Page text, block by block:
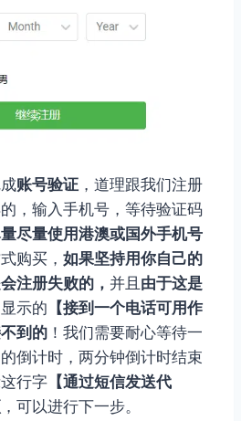
账号验证 ，道理跟我们注册
，输入手机号，等待验证码
尽量使用港澳或国外手机号
购买， 如果坚持用你自己的
注册失败的， 并且 由于这是
示的 【接到一个电话可用作
到的 ！我们需要耐心等待一
倒计时，两分钟倒计时结束
行字 【通过短信发送代
，可以进行下一步。